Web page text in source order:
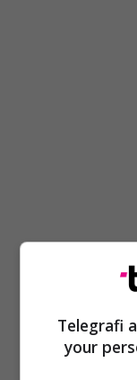
Telegrafi
your